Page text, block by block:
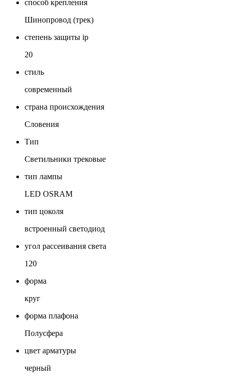
способ крепления
Шинопровод (трек)
степень защиты ip
20
стиль
современный
страна происхождения
Словения
Тип
Светильники трековые
тип лампы
LED OSRAM
тип цоколя
встроенный светодиод
угол рассеивания света
120
форма
круг
форма плафона
Полусфера
цвет арматуры
черный